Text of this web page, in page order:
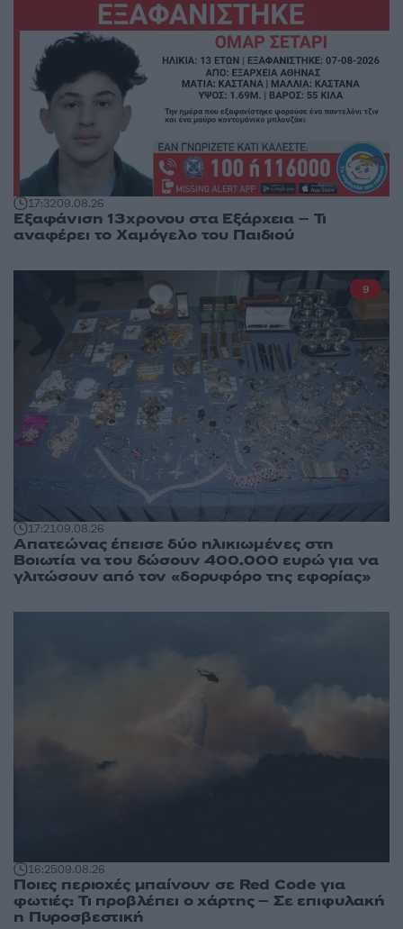
17:3209.08.26
Εξαφάνιση 13χρονου στα Εξάρχεια – Τι
αναφέρει το Χαμόγελο του Παιδιού
17:2109.08.26
Απατεώνας έπεισε δύο ηλικιωμένες στη
Βοιωτία να του δώσουν 400.000 ευρώ για να
γλιτώσουν από τον «δορυφόρο της εφορίας»
9
16:2509.08.26
Ποιες περιοχές μπαίνουν σε Red Code για
φωτιές: Τι προβλέπει ο χάρτης – Σε επιφυλακή
η Πυροσβεστική